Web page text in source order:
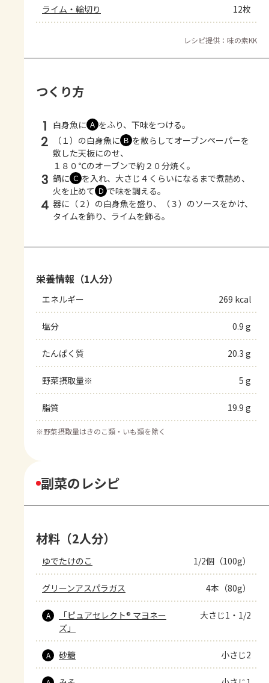
ライム・輪切り 12枚
レシピ提供：味の素KK
つくり方
1 白身魚に Ａ をふり、下味をつける。
2 （１）の白身魚に Ｂ を散らしてオーブンペーパーを
敷した天板にのせ、
１８０℃のオーブンで約２０分焼く。
3 鍋に Ｃ を入れ、大さじ４くらいになるまで煮詰め、
火を止めて Ｄ で味を調える。
4 器に（２）の白身魚を盛り、（３）のソースをかけ、
タイムを飾り、ライムを飾る。
栄養情報（1人分）
エネルギー 269 kcal
塩分 0.9 g
たんぱく質 20.3 g
野菜摂取量※ 5 g
脂質 19.9 g
※野菜摂取量はきのこ類・いも類を除く
副菜のレシピ
材料（2人分）
ゆでたけのこ 1/2個（100g）
グリーンアスパラガス 4本（80g）
A
「ピュアセレクト® マヨネー
ズ」
大さじ1・1/2
A 砂糖 小さじ2